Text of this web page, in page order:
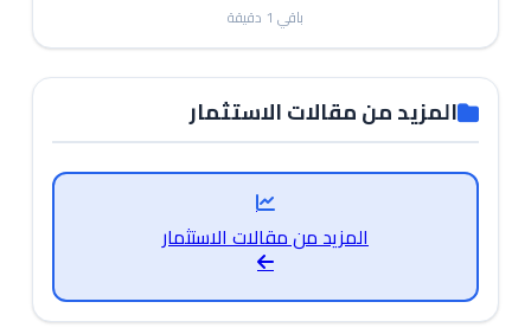
باقي 1 دقيقة
المزيد من مقالات الاستثمار
المزيد من مقالات الاستثمار